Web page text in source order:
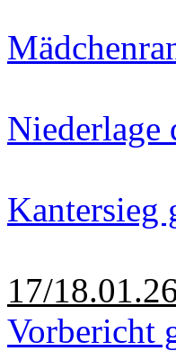
Niederlage
Kantersieg
17/
Vorbericht